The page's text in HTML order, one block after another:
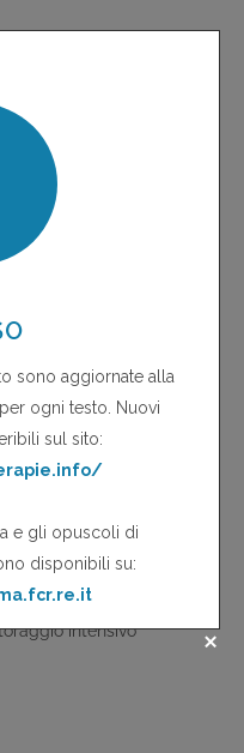
con rosiglitazone
terapeutici associati
tenofovir,
reazioni cutanee!
intensivo